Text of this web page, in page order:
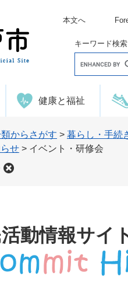
本文へ
キーワード検索
o
e
タ
ム
検
健康と福祉
からさがす > 暮らし・手続
せ > イベント・研修会
活動情報サ